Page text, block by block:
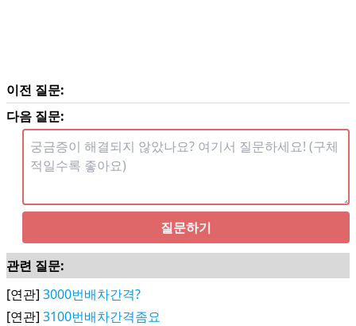
이전 질문:
다음 질문:
질문하기
관련 질문:
[연관] 3000번배차간격?
[연관] 3100번배차간격좀요